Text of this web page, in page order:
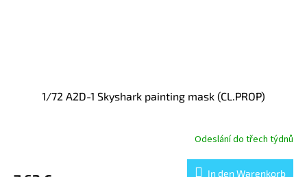
1/72 A2D-1 Skyshark painting mask (CL.PROP)
Odeslání do třech týdnů
In den Warenkorb